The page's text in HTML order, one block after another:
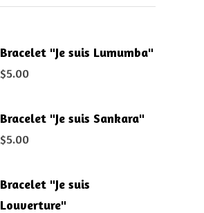
Bracelet "Je suis Lumumba"
$5.00
Bracelet "Je suis Sankara"
$5.00
Bracelet "Je suis
Louverture"